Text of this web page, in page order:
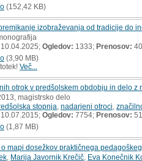
(152,42 KB)
izobraževanja od tradicije do
10.04.2025; Ogledov: 1333; Prenosov: 40
(3,90 MB)
Več...
otrok v predšolskem obdobju in delo z
2013, magistrsko delo
stopnja nadarjeni otroci
10.07.2015; Ogledov: 7754; Prenosov:
(1,87 MB)
mapi dosežkov praktičnega
Marija Javornik Krečič Eva Konečnik